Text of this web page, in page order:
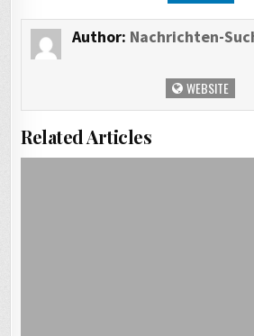
Author: Nachrichten-
WEBSITE
Related Articles